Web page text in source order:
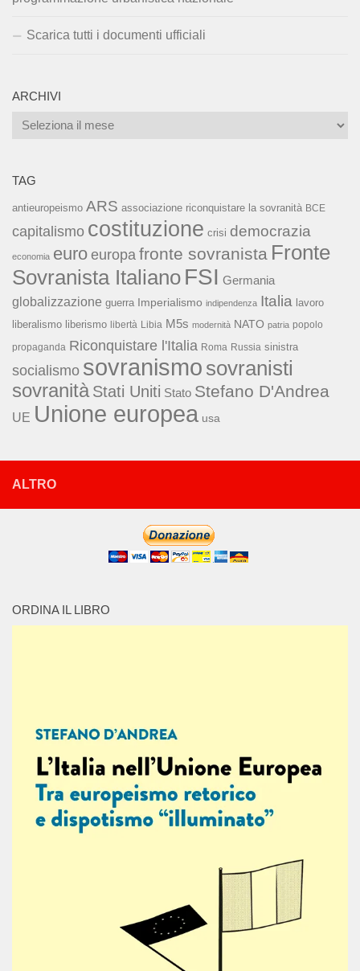
Scarica tutti i documenti ufficiali
ARCHIVI
Archivi
TAG
antieuropeismo ARS associazione riconquistare la sovranità BCE
capitalismo costituzione crisi democrazia
economia euro europa fronte sovranista Fronte
Sovranista Italiano FSI Germania
globalizzazione guerra Imperialismo indipendenza Italia lavoro
liberalismo liberismo libertà Libia M5s modernità NATO patria popolo
propaganda Riconquistare l'Italia Roma Russia sinistra
socialismo sovranismo sovranisti
sovranità Stati Uniti Stato Stefano D'Andrea
UE Unione europea usa
ALTRO
ORDINA IL LIBRO